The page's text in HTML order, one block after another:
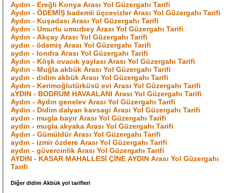
Aydın - Ereğli Konya Arası Yol Güzergahı Tarifi
Aydın - ÖDEMİŞ bademli üçcevizler Arası Yol Güzergahı Tarifi
Aydın - Kuşadası Arası Yol Güzergahı Tarifi
Aydın - Umurlu umurbey Arası Yol Güzergahı Tarifi
Aydın - Akçay Arası Yol Güzergahı Tarifi
aydın - ödemiş Arası Yol Güzergahı Tarifi
aydın - londra Arası Yol Güzergahı Tarifi
Aydın - Köşk ovacık yaylası Arası Yol Güzergahı Tarifi
Aydın - Muğla akbük Arası Yol Güzergahı Tarifi
aydın - didim akbük Arası Yol Güzergahı Tarifi
Aydın - Kerimoğlutürküsü evi Arası Yol Güzergahı Tarifi
aYDIN - BODRUM HAVAALANI Arası Yol Güzergahı Tarifi
Aydın - Aydın genelev Arası Yol Güzergahı Tarifi
Aydin - Didim dalyan kavsagi Arası Yol Güzergahı Tarifi
aydın - mugla bayır Arası Yol Güzergahı Tarifi
aydin - mugla akyaka Arası Yol Güzergahı Tarifi
Aydın - Gümüldür Arası Yol Güzergahı Tarifi
aydın - izmir özdere Arası Yol Güzergahı Tarifi
aydın - güvercinlik Arası Yol Güzergahı Tarifi
AYDIN - KASAR MAHALLESİ ÇİNE AYDIN Arası Yol Güzergahı
Tarifi
Diğer didim Akbük yol tarifleri